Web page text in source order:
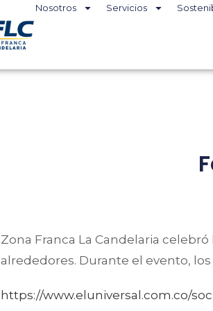
Nosotros Servicios
Zona Franca La Candelaria
alrededores. Durante el evento,
https://www.eluniversal.com.co/